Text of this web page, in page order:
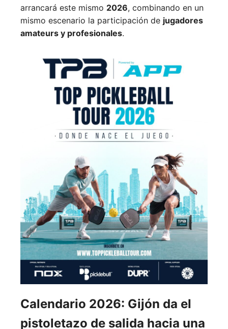
arrancará este mismo 2026, combinando en un
mismo escenario la participación de jugadores
amateurs y profesionales.
Calendario 2026: Gijón da el
pistoletazo de salida hacia una